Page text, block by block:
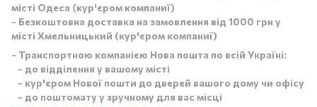
місті Одеса (кур'єром компаниї)
- Безкоштовна доставка на замовлення від 1000 грн у
місті Хмельницький (кур'єром компаниї)
- Транспортною компанією Нова пошта по всій Україні:
- до відділення у вашому місті
- кур'єром Нової пошти до дверей вашого дому чи офісу
- до поштомату у зручному для вас місці